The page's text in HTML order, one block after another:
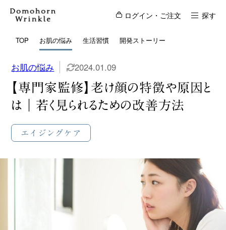
ログイン・ご注文 探す
TOP お肌の悩み 生活習慣 開発ストーリー
お肌の悩み 2024.01.09
【専門家監修】老け顔の特徴や原因と
は｜若く見られるための改善方法
エイジングケア